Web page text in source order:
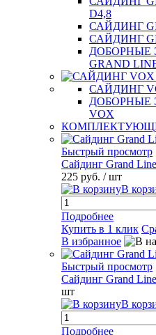
D4,8
САЙДИНГ
САЙДИНГ
ДОБОРНЫЕ
GRAND
САЙДИНГ
ДОБОРНЫЕ
VOX
Быстрый просмотр
Сайдинг Grand
225 руб. / шт
В
Подробнее
Купить в 1 клик
В избранное
Быстрый просмотр
Сайдинг Grand
шт
В
Подробнее